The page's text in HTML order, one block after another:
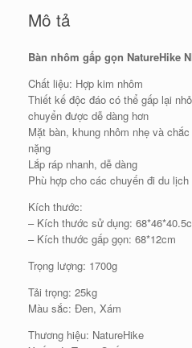
Mô tả
Bàn nhôm gấp gọn NatureHike
Chất liệu: Hợp kim nhôm
Thiết kế độc đáo có thể gấp lại
chuyển được dễ dàng hơn
Mặt bàn, khung nhôm nhẹ và
nặng
Lắp ráp nhanh, dễ dàng
Phù hợp cho các chuyến đi du
Kích thước:
– Kích thước sử dụng:
– Kích thước gấp gọn: 68*12cm
Trọng lượng: 1700g
Tải trọng: 25kg
Màu sắc: Đen, Xám
Thương hiệu: NatureHike